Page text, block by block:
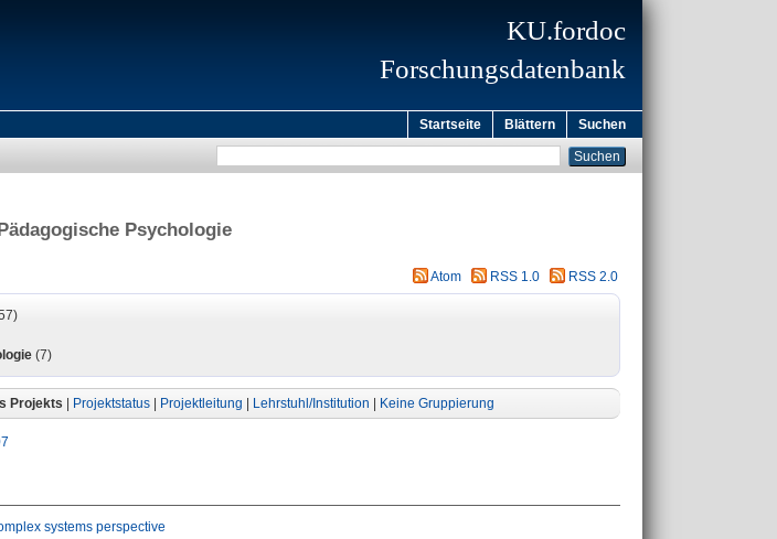
KU.fordoc
Forschungsdatenbank
Startseite Blättern Suchen
Psychologie
Atom RSS 1.0 RSS 2.0
(7)
Projekts Projektstatus Projektleitung Lehrstuhl/Institution Keine Gruppierung
systems perspective